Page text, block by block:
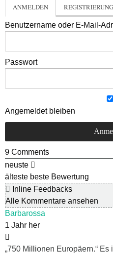
ANMELDEN REGISTRIERUNG
Benutzername oder E-Mail-
Passwort
Angemeldet bleiben
9 Comments
neuste
älteste beste Bewertung
Inline Feedbacks
Alle Kommentare ansehen
Barbarossa
1 Jahr her
„750 Millionen Europäern.“ Es